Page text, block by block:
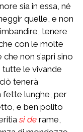
sia in essa, né
quelle, e non
imbandire, tenere
con le molte
non s’apri sino
tutte le vivande
tenerà
fette lunghe, per
e ben polito
sì de rame,